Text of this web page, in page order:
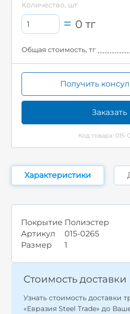
Количество, шт
0тг
Общая стоимость, тг
Получить
Заказать
Код товара: 015-
Характеристики
Покрытие Полиэстер
Артикул
015-0265
Размер
1
Стоимость доставки
Узнать стоимость доставки
«Евразия Steel Trade» до